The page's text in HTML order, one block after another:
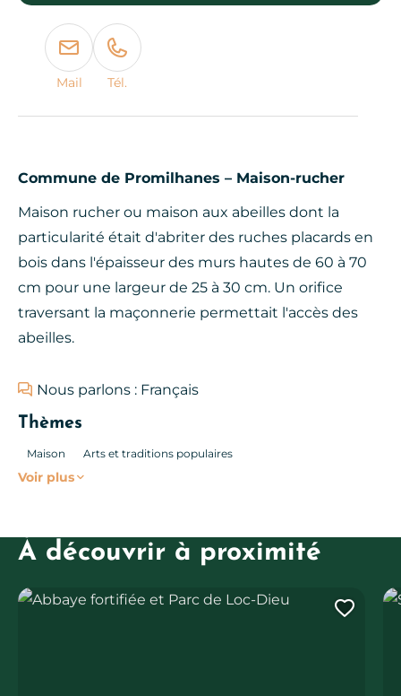
Commune de Promilhanes – Maison-rucher
Maison rucher ou maison aux abeilles dont la
particularité était d'abriter des ruches placards en
bois dans l'épaisseur des murs hautes de 60 à 70
cm pour une largeur de 25 à 30 cm. Un orifice
traversant la maçonnerie permettait l'accès des
abeilles.
Nous parlons : Français
Thèmes
Maison Arts et traditions populaires
Voir plus
Mail Tél.
À découvrir à proximité
Abbaye fortifiée et Parc de Loc-Dieu